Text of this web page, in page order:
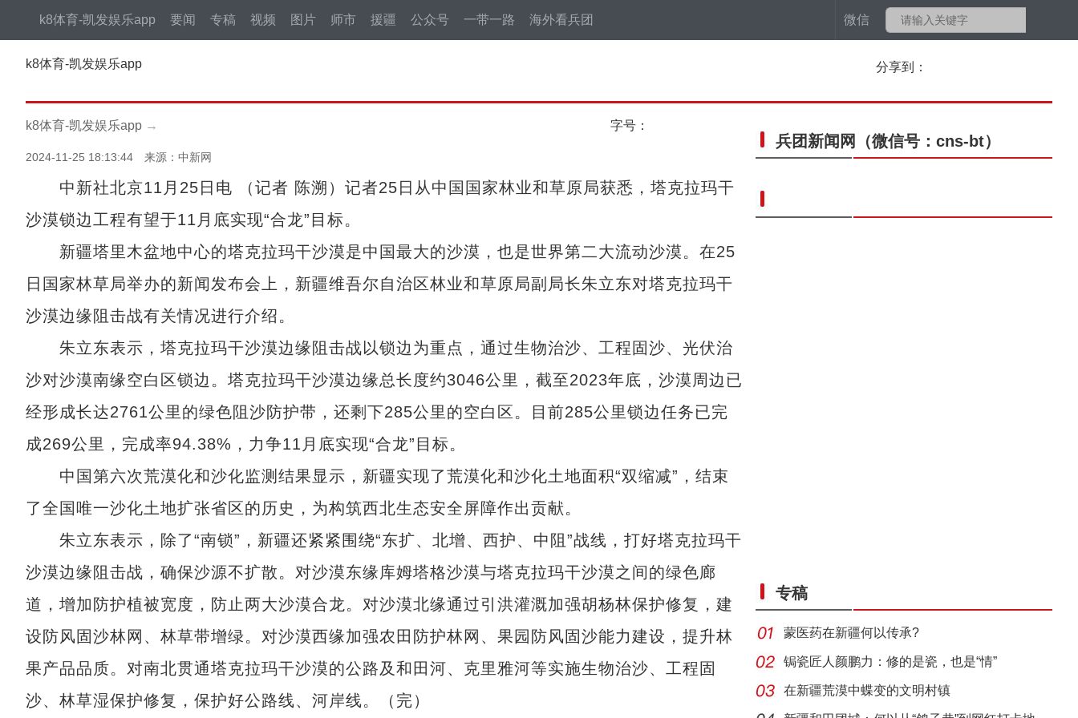
微信
k8体育-凯发娱乐app 要闻 专稿 视频 图片 师市 援疆 公众号 一带一路 海外看兵团
k8体育-凯发娱乐app 分享到：
k8体育-凯发娱乐app → 字号：
2024-11-25 18:13:44 来源：中新网
中新社北京11月25日电 （记者 陈溯）记者25日从中国国家林业和草原局获悉，塔克拉玛干
沙漠锁边工程有望于11月底实现“合龙”目标。
新疆塔里木盆地中心的塔克拉玛干沙漠是中国最大的沙漠，也是世界第二大流动沙漠。在25
日国家林草局举办的新闻发布会上，新疆维吾尔自治区林业和草原局副局长朱立东对塔克拉玛干
沙漠边缘阻击战有关情况进行介绍。
朱立东表示，塔克拉玛干沙漠边缘阻击战以锁边为重点，通过生物治沙、工程固沙、光伏治
沙对沙漠南缘空白区锁边。塔克拉玛干沙漠边缘总长度约3046公里，截至2023年底，沙漠周边已
经形成长达2761公里的绿色阻沙防护带，还剩下285公里的空白区。目前285公里锁边任务已完
成269公里，完成率94.38%，力争11月底实现“合龙”目标。
中国第六次荒漠化和沙化监测结果显示，新疆实现了荒漠化和沙化土地面积“双缩减”，结束
了全国唯一沙化土地扩张省区的历史，为构筑西北生态安全屏障作出贡献。
朱立东表示，除了“南锁”，新疆还紧紧围绕“东扩、北增、西护、中阻”战线，打好塔克拉玛干
沙漠边缘阻击战，确保沙源不扩散。对沙漠东缘库姆塔格沙漠与塔克拉玛干沙漠之间的绿色廊
道，增加防护植被宽度，防止两大沙漠合龙。对沙漠北缘通过引洪灌溉加强胡杨林保护修复，建
设防风固沙林网、林草带增绿。对沙漠西缘加强农田防护林网、果园防风固沙能力建设，提升林
果产品品质。对南北贯通塔克拉玛干沙漠的公路及和田河、克里雅河等实施生物治沙、工程固
沙、林草湿保护修复，保护好公路线、河岸线。（完）
兵团新闻网 （微信号：cns-bt）
专稿
蒙医药在新疆何以传承?
锔瓷匠人颜鹏力：修的是瓷，也是“情”
在新疆荒漠中蝶变的文明村镇